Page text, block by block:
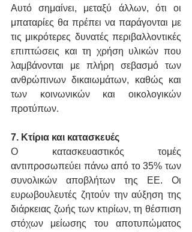
Αυτό σημαίνει, μεταξύ άλλων, ότι οι
μπαταρίες θα πρέπει να παράγονται με
τις μικρότερες δυνατές περιβαλλοντικές
επιπτώσεις και τη χρήση υλικών που
λαμβάνονται με πλήρη σεβασμό των
ανθρώπινων δικαιωμάτων, καθώς και
των κοινωνικών και οικολογικών
προτύπων.
7. Κτίρια και κατασκευές
Ο κατασκευαστικός τομές
αντιπροσωπεύει πάνω από το 35% των
συνολικών αποβλήτων της ΕΕ. Οι
ευρωβουλευτές ζητούν την αύξηση της
διάρκειας ζωής των κτιρίων, τη θέσπιση
στόχων μείωσης του αποτυπώματος